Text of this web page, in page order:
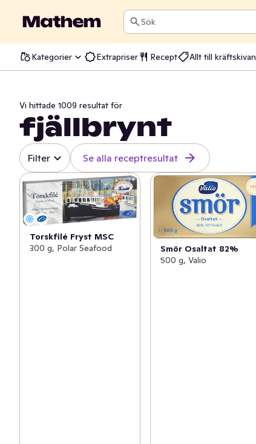
Sök
Kategorier Extrapriser Recept Allt till kräftskivan
Vi hittade 1009 resultat för
fjällbrynt
Filter Se alla receptresultat
Torskfilé Fryst MSC
300 g, Polar Seafood
Smör Osaltat 82%
500 g, Valio